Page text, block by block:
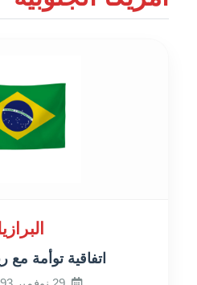
اتفاقية توأمة مع